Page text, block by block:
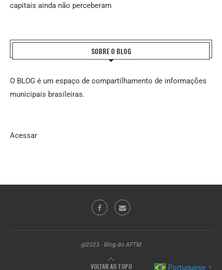
capitais ainda não perceberam
SOBRE O BLOG
O BLOG é um espaço de compartilhamento de informações
municipais brasileiras.
Acessar
@2023 - Blog do AFTM
VOLTAR AO TOPO Portuguese ▼